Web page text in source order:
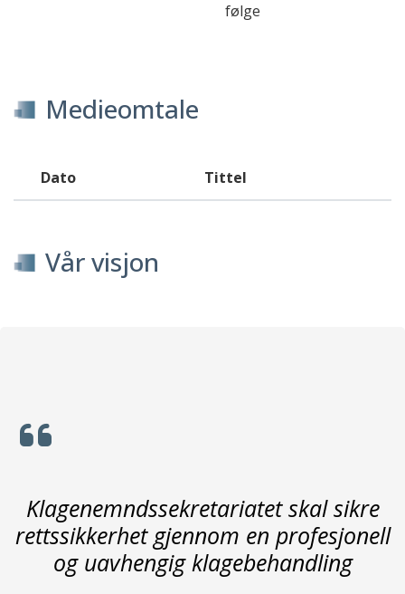
følge
Medieomtale
Dato Tittel
Vår visjon
Klagenemndssekretariatet skal sikre
rettssikkerhet gjennom en profesjonell
og uavhengig klagebehandling